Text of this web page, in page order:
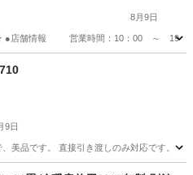
8月9日
●店舗情報 営業時間：10：00 ～ 19：
9日
美品です。 直接引き渡しのみ対応です。
ディオ partybox